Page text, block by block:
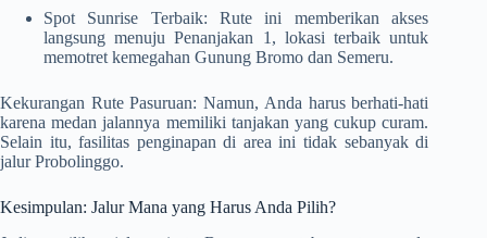
Spot Sunrise Terbaik: Rute ini memberikan akses
langsung menuju Penanjakan 1, lokasi terbaik untuk
memotret kemegahan Gunung Bromo dan Semeru.
Kekurangan Rute Pasuruan: Namun, Anda harus berhati-hati
karena medan jalannya memiliki tanjakan yang cukup curam.
Selain itu, fasilitas penginapan di area ini tidak sebanyak di
jalur Probolinggo.
Kesimpulan: Jalur Mana yang Harus Anda Pilih?